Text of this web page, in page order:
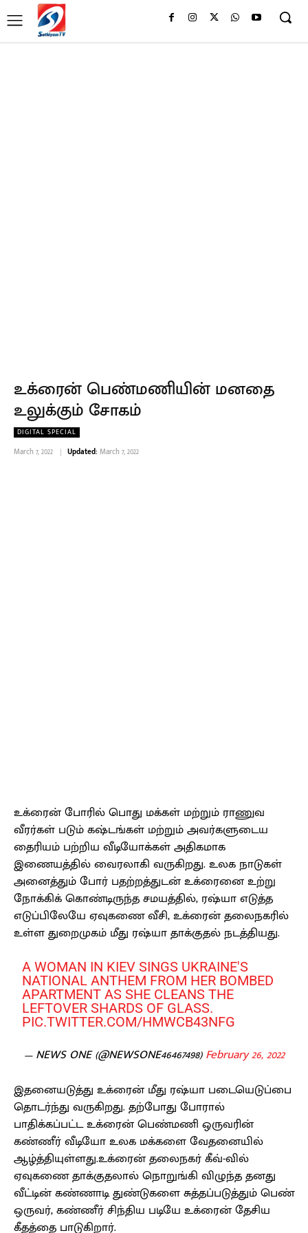
உக்ரைன் பெண்மணியின் மனதை
உலுக்கும் சோகம்
DIGITAL SPECIAL
March 7, 2022 Updated: March 7, 2022
உக்ரைன் போரில் பொது மக்கள் மற்றும் ராணுவ
வீரர்கள் படும் கஷ்டங்கள் மற்றும் அவர்களுடைய
தைரியம் பற்றிய வீடியோக்கள் அதிகமாக
இணையத்தில் வைரலாகி வருகிறது. உலக நாடுகள்
அனைத்தும் போர் பதற்றத்துடன் உக்ரைனை உற்று
நோக்கிக் கொண்டிருந்த சமயத்தில், ரஷ்யா எடுத்த
எடுப்பிலேயே ஏவுகணை வீசி, உக்ரைன் தலைநகரில்
உள்ள துறைமுகம் மீது ரஷ்யா தாக்குதல் நடத்தியது.
A WOMAN IN KIEV SINGS UKRAINE'S
NATIONAL ANTHEM FROM HER BOMBED
APARTMENT AS SHE CLEANS THE
LEFTOVER SHARDS OF GLASS.
PIC.TWITTER.COM/HMWCB43NFG
— NEWS ONE (@NEWSONE46467498)February 26, 2022
இதனையடுத்து உக்ரைன் மீது ரஷ்யா படையெடுப்பை
தொடர்ந்து வருகிறது. தற்போது போரால்
பாதிக்கப்பட்ட உக்ரைன் பெண்மணி ஒருவரின்
கண்ணீர் வீடியோ உலக மக்களை வேதனையில்
ஆழ்த்தியுள்ளது.உக்ரைன் தலைநகர் கீவ்-வில்
ஏவுகணை தாக்குதலால் நொறுங்கி விழுந்த தனது
வீட்டின் கண்ணாடி துண்டுகளை சுத்தப்படுத்தும் பெண்
ஒருவர், கண்ணீர் சிந்திய படியே உக்ரைன் தேசிய
கீதத்தை பாடுகிறார்.